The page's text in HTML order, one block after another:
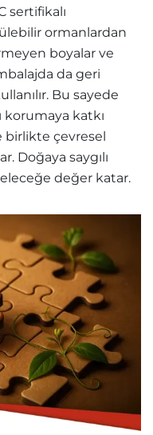
sertifikalı
ormanlardan
boyalar ve
da geri
Bu sayede
korumaya katkı
birlikte çevresel
Doğaya saygılı
değer katar.